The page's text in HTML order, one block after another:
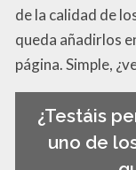
de la calidad de
queda añadirlos
página. Simple,
¿Testáis
uno de